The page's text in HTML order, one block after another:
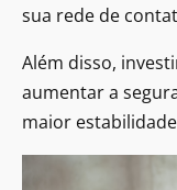
sua rede de
Além disso,
aumentar a
maior